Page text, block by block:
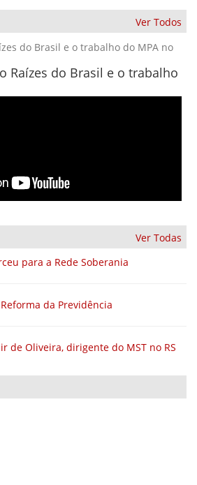
Ver Todos
do Brasil e o trabalho do MPA no
Raízes do Brasil e o trabalho
Ver Todas
para a Rede Soberania
da Previdência
de Oliveira, dirigente do MST no RS